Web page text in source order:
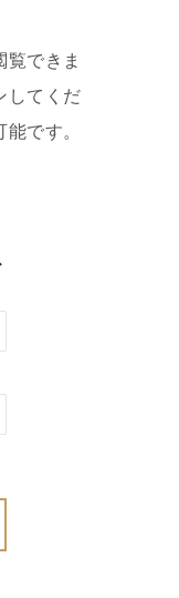
覧できま
してくだ
です。